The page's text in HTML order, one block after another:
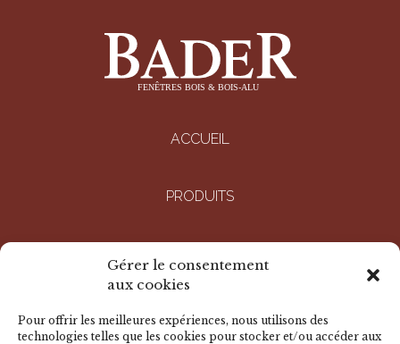
Gérer le consentement
aux cookies
Pour offrir les meilleures expériences, nous utilisons des
technologies telles que les cookies pour stocker et/ou accéder aux
ACCUEIL
PRODUITS